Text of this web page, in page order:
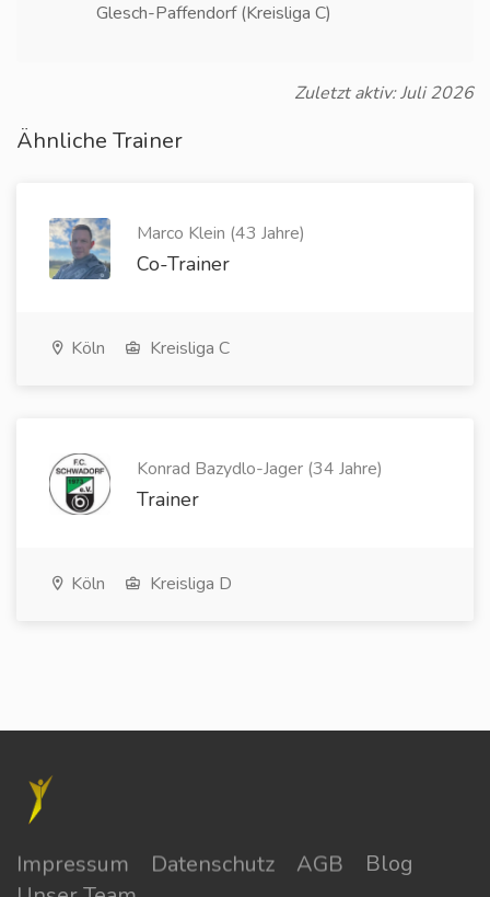
Glesch-Paffendorf (Kreisliga C)
Zuletzt aktiv: Juli 2026
Ähnliche Trainer
Marco Klein (43 Jahre)
Co-Trainer
Köln Kreisliga C
Konrad Bazydlo-Jager (34 Jahre)
Trainer
Köln Kreisliga D
Impressum Datenschutz AGB
Blog